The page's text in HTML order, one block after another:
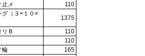
止メ
110
グ（３×１０×
1375
Ｂ
110
110
輪
165